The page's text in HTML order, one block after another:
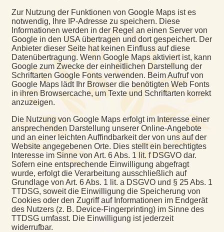
Zur Nutzung der Funktionen von Google Maps ist es
notwendig, Ihre IP-Adresse zu speichern. Diese
Informationen werden in der Regel an einen Server von
Google in den USA übertragen und dort gespeichert. Der
Anbieter dieser Seite hat keinen Einfluss auf diese
Datenübertragung. Wenn Google Maps aktiviert ist, kann
Google zum Zwecke der einheitlichen Darstellung der
Schriftarten Google Fonts verwenden. Beim Aufruf von
Google Maps lädt Ihr Browser die benötigten Web Fonts
in ihren Browsercache, um Texte und Schriftarten korrekt
anzuzeigen.
Die Nutzung von Google Maps erfolgt im Interesse einer
ansprechenden Darstellung unserer Online-Angebote
und an einer leichten Auffindbarkeit der von uns auf der
Website angegebenen Orte. Dies stellt ein berechtigtes
Interesse im Sinne von Art. 6 Abs. 1 lit. f DSGVO dar.
Sofern eine entsprechende Einwilligung abgefragt
wurde, erfolgt die Verarbeitung ausschließlich auf
Grundlage von Art. 6 Abs. 1 lit. a DSGVO und § 25 Abs. 1
TTDSG, soweit die Einwilligung die Speicherung von
Cookies oder den Zugriff auf Informationen im Endgerät
des Nutzers (z. B. Device-Fingerprinting) im Sinne des
TTDSG umfasst. Die Einwilligung ist jederzeit
widerrufbar.